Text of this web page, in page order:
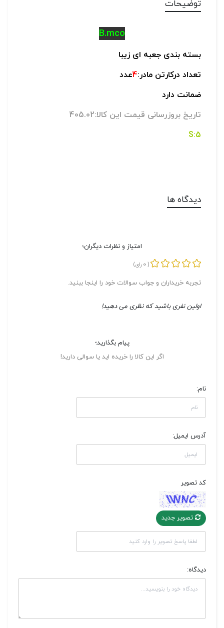
توضیحات
B.mco
بسته بندی جعبه ای زیبا
تعداد درکارتن مادر:4عدد
ضمانت دارد
تاریخ بروزرسانی قیمت این کالا:405.02
5:S
دیدگاه ها
امتیاز و نظرات دیگران؛
(
0 رای)
تجربه خریداران و جواب سوالات خود را اینجا ببنید.
اولین نفری باشید که نظری می دهید!
پیام بگذارید؛
اگر این کالا را خریده اید یا سوالی دارید!
نام:
آدرس ایمیل:
کد تصویر
تصویر جدید
دیدگاه: